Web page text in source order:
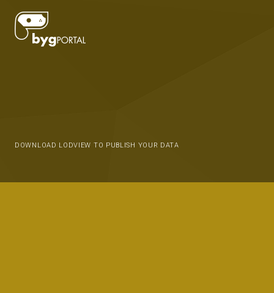
DOWNLOAD LODVIEW TO PUBLISH YOUR DATA